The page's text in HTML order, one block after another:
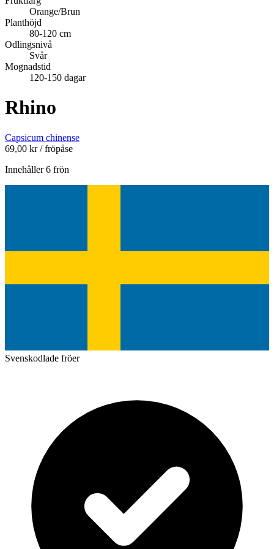
Orange/Brun
Planthöjd
80-120 cm
Odlingsnivå
Svår
Mognadstid
120-150 dagar
Rhino
Capsicum chinense
69,00 kr / fröpåse
Innehåller 6 frön
Svenskodlade fröer